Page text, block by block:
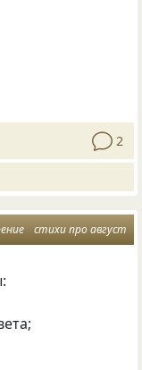
2
стихи про август